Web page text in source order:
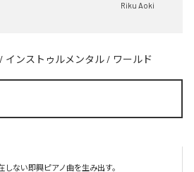
Riku Aoki
/ インストゥルメンタル / ワールド
ない即興ピアノ曲を生み出す。